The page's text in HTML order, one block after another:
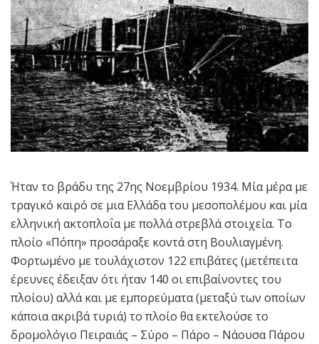
Ήταν το βράδυ της 27ης Νοεμβρίου 1934. Μία μέρα με
τραγικό καιρό σε μια Ελλάδα του μεσοπολέμου και μία
ελληνική ακτοπλοΐα με πολλά στρεβλά στοιχεία. Το
πλοίο «Πόπη» προσάραξε κοντά στη Βουλιαγμένη.
Φορτωμένο με τουλάχιστον 122 επιβάτες (μετέπειτα
έρευνες έδειξαν ότι ήταν 140 οι επιβαίνοντες του
πλοίου) αλλά και με εμπορεύματα (μεταξύ των οποίων
κάποια ακριβά τυριά) το πλοίο θα εκτελούσε το
δρομολόγιο Πειραιάς – Σύρο – Πάρο – Νάουσα Πάρου